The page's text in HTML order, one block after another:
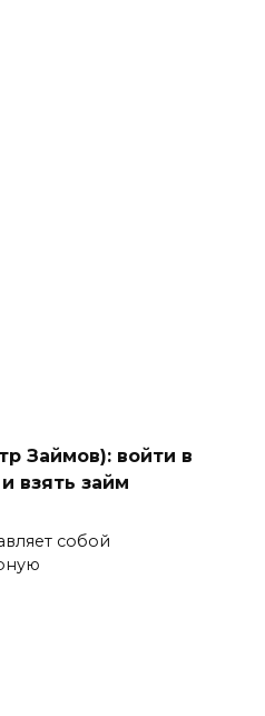
Займов): войти в
взять займ
собой